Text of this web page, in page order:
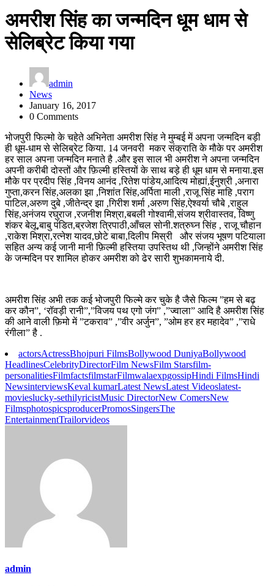
अमरीश सिंह का जन्मदिन धूम धाम से
सेलिब्रेट किया गया
admin
News
January 16, 2017
0 Comments
भोजपुरी फिल्मो के चहेते अभिनेता अमरीश सिंह ने मुम्बई में अपना जन्मदिन बड़ी
ही धूम-धाम से सेलिब्रेट किया. 14 जनवरी मकर संक्राति के मौके पर अमरीश
हर साल अपना जन्मदिन मनाते है .और इस साल भी अमरीश ने अपना जन्मदिन
अपनी करीबी दोस्तों और फ़िल्मी हस्तियों के साथ बड़े ही धूम धाम से मनाया.इस
मौके पर प्रदीप सिंह ,विनय आनंद ,रितेश पांडेय,आदित्य मोह्यां,ईनुश्री ,अनारा
गुप्ता,करन सिंह,अलका झा ,निशांत सिंह,अर्पिता माली ,राजू सिंह माहि ,पराग
पाटिल,अरुण दुबे ,जीतेन्द्र झा ,गिरीश शर्मा ,अरुण सिंह,ऐश्वर्या चौबे ,राहुल
सिंह,अनंजय रघुराज ,रजनीश मिश्रा,बबली गोश्वामी,संजय श्रीवास्तव, विष्णु
शंकर बेलू,बाबु पंडित,ब्रजेश त्रिपाठी,आँचल सोनी.शत्रुघ्न सिंह , राजू चौहान
,राकेश मिश्रा,रत्नेश यादव,छोटे बाबा,दिलीप मिस्री और संजय भूषण पटियाला
सहित अन्य कई जानी मानी फ़िल्मी हस्तिया उपस्तिथ थी ,जिन्होंने अमरीश सिंह
के जन्मदिन पर शामिल होकर अमरीश को ढेर सारी शुभकामनाये दी.
अमरीश सिंह अभी तक कई भोजपुरी फिल्मे कर चुके है जैसे फिल्म ”हम से बढ़
कर कौन”, ‘रॉवड़ी रानी”,”विजय पथ एगो जंग” ,”ज्वाला” आदि है अमरीश सिंह
की आने वाली फ़िमो में ”टकराव” ,”वीर अर्जुन”, ”ओम हर हर महादेव” ,”राधे
रंगीला” है .
actorsActressBhojpuri FilmsBollywood DuniyaBollywood
HeadlinesCelebrityDirectorFilm NewsFilm Starsfilm-
personalitiesFilmfactsfilmstarFilmwalaexpgossipHindi FilmsHindi
NewsinterviewsKeval kumarLatest NewsLatest Videoslatest-
movieslucky-sethilyricistMusic DirectorNew ComersNew
FilmsphotospicsproducerPromosSingersThe
EntertainmentTrailorvideos
admin